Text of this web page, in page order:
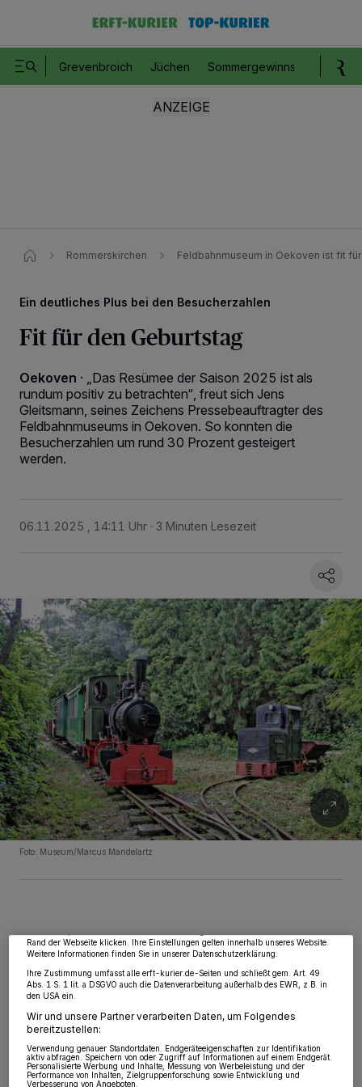
Grevenbroich Jüchen Sommergewinnspiel
Rommerskirchen Feldbahnmuseum in Oekoven ist fit
Ein deutliches Plus bei den Besucherzahlen
Fit für den Geburtstag
Oekoven · „Das Resümee der Saison 2025 ist als
rundum positiv zu betrachten“, freut sich Jens
Gleitsmann, seines Zeichens Pressebeauftragter des
Feldbahnmuseums in Oekoven. So konnten die
Besucherzahlen um rund 30 Prozent gesteigert
werden.
06.11.2025 , 14:11 Uhr 3 Minuten Lesezeit
Foto: Museum/Marcus Mandelartz
Von Gerhard P. Müller
A uch gab es die ein oder andere
Besonderheit, beispielsweise wurden
zum Betriebstag im Juli im Rahmen einer
kleinen Vernissage Werke von Mitgliedern der
Wir und unsere218-Partner speichern und greifen auf personenbezogene Daten
Rand der Webseite klicken. Ihre Einstellungen gelten innerhalb unseres Website.
Weitere Informationen finden Sie in unserer Datenschutzerklärung.
Ihre Zustimmung umfasst alle erft-kurier.de-Seiten und schließt gem. Art. 49
Abs. 1 S. 1 lit. a DSGVO auch die Datenverarbeitung außerhalb des EWR, z.B. in
den USA ein.
Wir und unsere Partner verarbeiten Daten, um Folgendes
bereitzustellen:
Verwendung genauer Standortdaten. Endgeräteeigenschaften zur Identifikation
aktiv abfragen. Speichern von oder Zugriff auf Informationen auf einem Endgerät.
Personalisierte Werbung und Inhalte, Messung von Werbeleistung und der
Performance von Inhalten, Zielgruppenforschung sowie Entwicklung und
Verbesserung von Angeboten.